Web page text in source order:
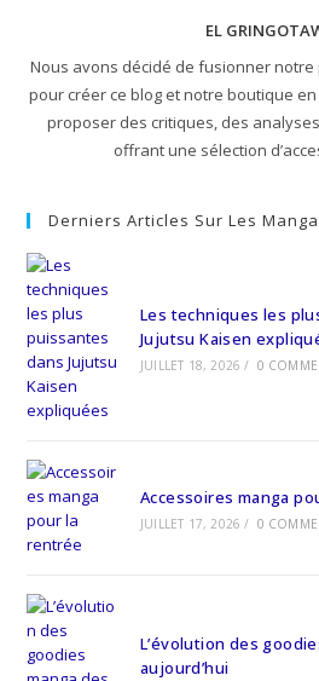
EL
Nous avons décidé de fusionner
pour créer ce blog et notre boutique
proposer des critiques, des
offrant une sélection
Derniers Articles Sur Les
Les techniques les
Jujutsu Kaisen
JUILLET 18, 2026 / 0
Accessoires manga
JUILLET 17, 2026 / 0
L’évolution des
aujourd’hui